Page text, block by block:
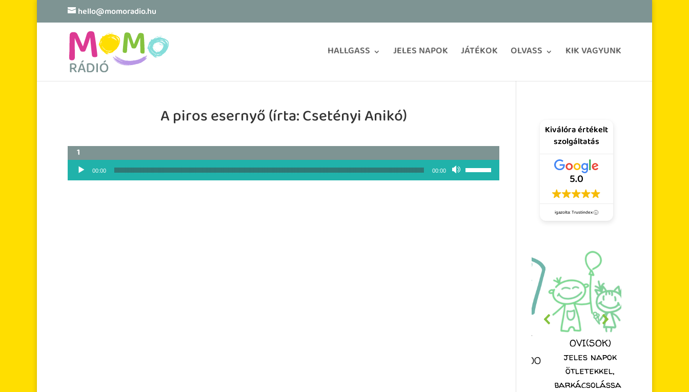
hello@momoradio.hu
HALLGASS JELES NAPOK JÁTÉKOK OLVASS KIK VAGYUNK
A piros esernyő (írta: Csetényi Anikó)
Audió lejátszó
00:00 00:00
A hangerő növeléséhez, illetőleg csökkentéséhez a Fel/Le
Kiválóra értékelt
szolgáltatás
5.0
igazolta: Trustindex
OVI(SOK)
jeles napok
ötletekkel,
barkácsolással